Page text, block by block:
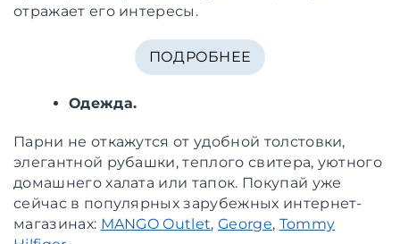
отражает его интересы.
ПОДРОБНЕЕ
Одежда.
Парни не откажутся от удобной толстовки,
элегантной рубашки, теплого свитера, уютного
домашнего халата или тапок. Покупай уже
сейчас в популярных зарубежных интернет-
магазинах: MANGO Outlet,George, Tommy